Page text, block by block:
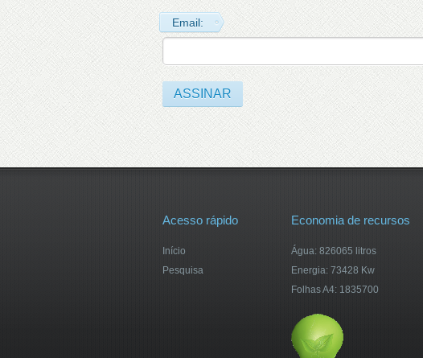
Email:
Acesso rápido
Início
Pesquisa
Economia de recursos
Água: 826065 litros
Energia: 73428 Kw
Folhas A4: 1835700